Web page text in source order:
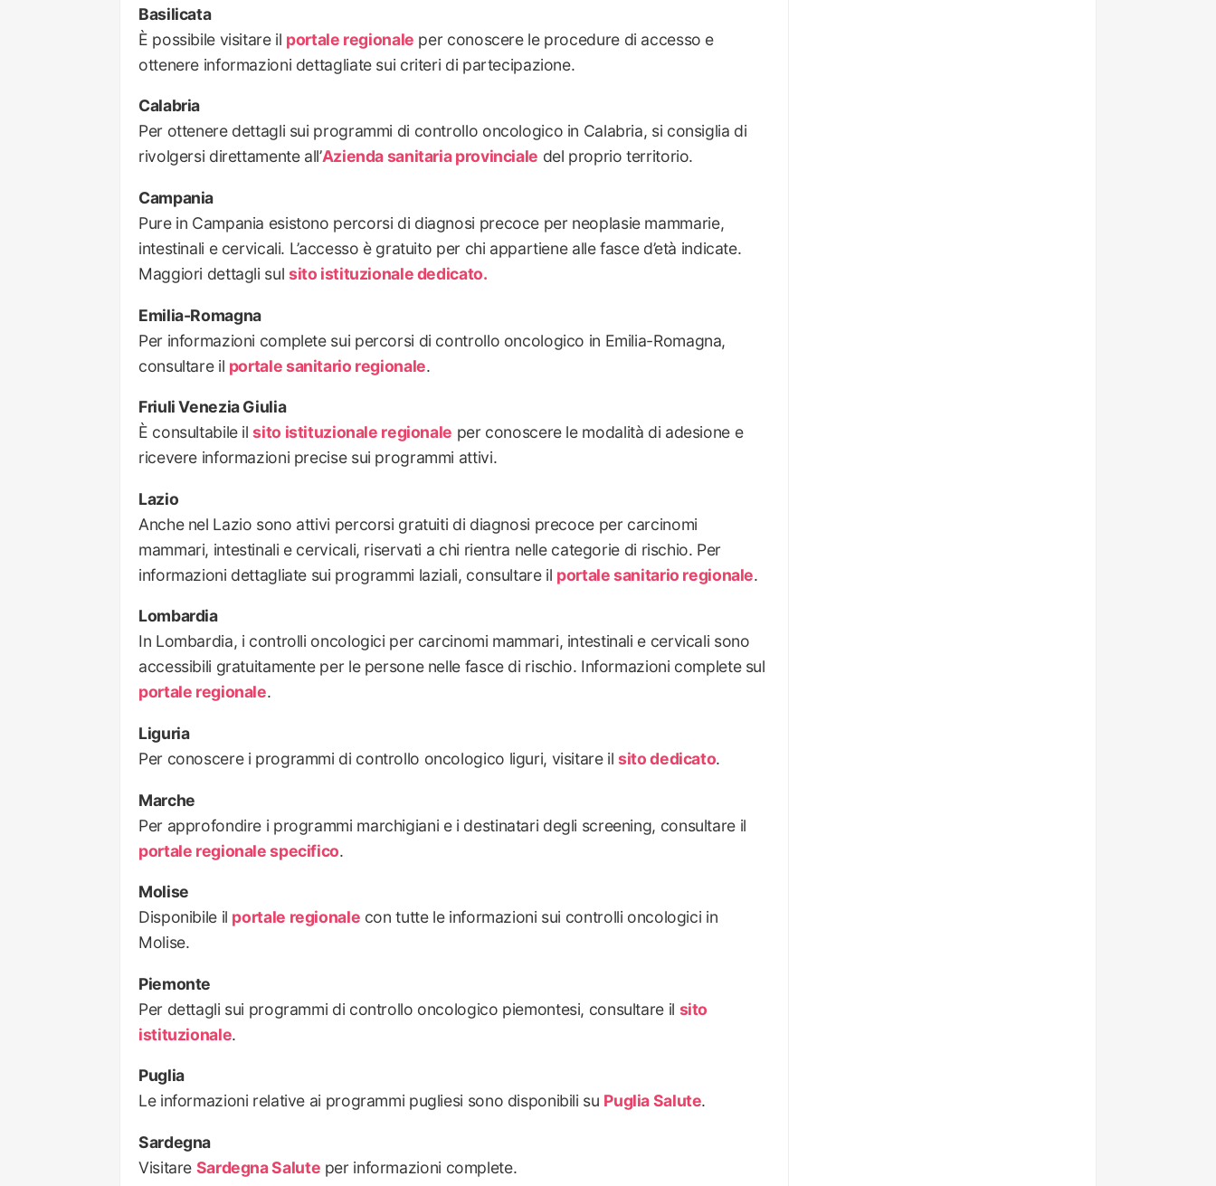
Basilicata
È possibile visitare il portale regionale per conoscere le procedure di accesso e
ottenere informazioni dettagliate sui criteri di partecipazione.
Calabria
Per ottenere dettagli sui programmi di controllo oncologico in Calabria, si consiglia di
rivolgersi direttamente all’Azienda sanitaria provinciale del proprio territorio.
Campania
Pure in Campania esistono percorsi di diagnosi precoce per neoplasie mammarie,
intestinali e cervicali. L’accesso è gratuito per chi appartiene alle fasce d’età indicate.
Maggiori dettagli sul sito istituzionale dedicato.
Emilia-Romagna
Per informazioni complete sui percorsi di controllo oncologico in Emilia-Romagna,
consultare il portale sanitario regionale.
Friuli Venezia Giulia
È consultabile ilsito istituzionale regionale per conoscere le modalità di adesione e
ricevere informazioni precise sui programmi attivi.
Lazio
Anche nel Lazio sono attivi percorsi gratuiti di diagnosi precoce per carcinomi
mammari, intestinali e cervicali, riservati a chi rientra nelle categorie di rischio. Per
informazioni dettagliate sui programmi laziali, consultare il portale sanitario regionale.
Lombardia
In Lombardia, i controlli oncologici per carcinomi mammari, intestinali e cervicali sono
accessibili gratuitamente per le persone nelle fasce di rischio. Informazioni complete sul
portale regionale.
Liguria
Per conoscere i programmi di controllo oncologico liguri, visitare ilsito dedicato.
Marche
Per approfondire i programmi marchigiani e i destinatari degli screening, consultare il
portale regionale specifico.
Molise
Disponibile il portale regionale con tutte le informazioni sui controlli oncologici in
Molise.
Piemonte
Per dettagli sui programmi di controllo oncologico piemontesi, consultare il sito
istituzionale.
Puglia
Le informazioni relative ai programmi pugliesi sono disponibili su Puglia Salute.
Sardegna
Visitare Sardegna Salute per informazioni complete.